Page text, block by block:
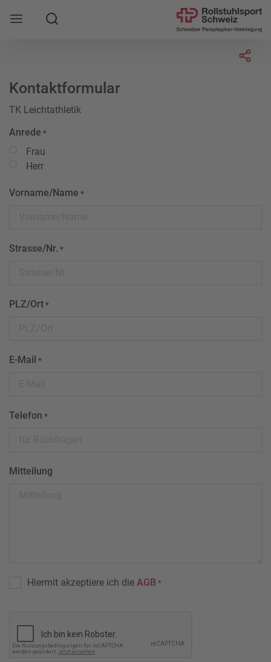
Mobile Navigation öffnen
Suche
Kontaktformular
TK Leichtathletik
Anrede *
Frau
Herr
Vorname/Name *
Strasse/Nr. *
PLZ/Ort *
E-Mail *
Telefon *
Mitteilung
Hiermit akzeptiere ich dieAGB *